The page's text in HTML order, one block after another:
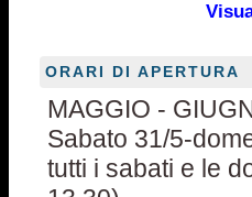
ORARI DI APERTURA
MAGGIO -
Sabato 31/5-
tutti i sabati e le